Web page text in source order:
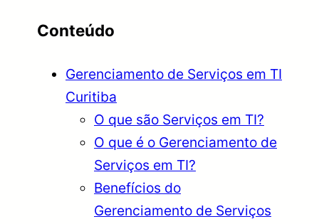
Conteúdo
Gerenciamento de Serviços em TI
Curitiba
O que são Serviços em TI?
O que é o Gerenciamento de
Serviços em TI?
Benefícios do
Gerenciamento de Serviços